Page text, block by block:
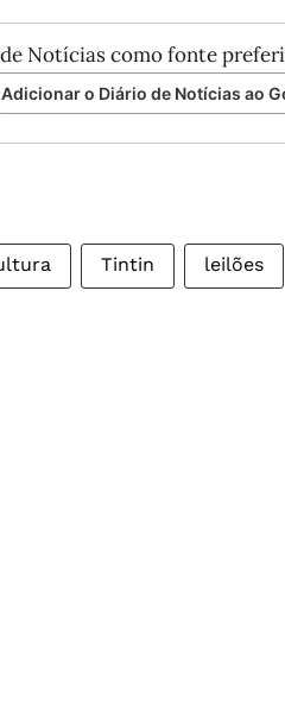
Notícias como fonte
Adicionar o Diário de Notícias ao
Tintin leilões